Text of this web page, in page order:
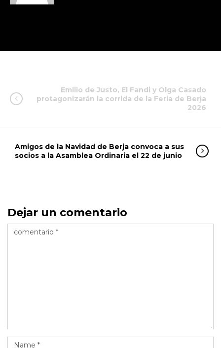
Emilio de Justo, El Fandi y Olga Casado
protagonizarán la corrida de la Feria de Berja
2026
Amigos de la Navidad de Berja convoca a sus
socios a la Asamblea Ordinaria el 22 de junio
Dejar un comentario